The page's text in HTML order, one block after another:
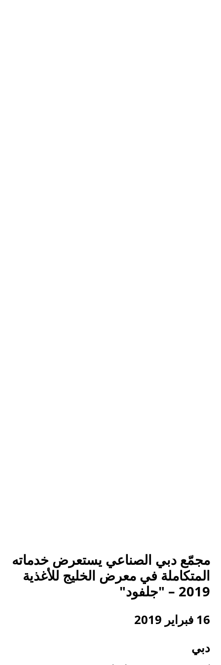
مجمّع دبي الصناعي يستعرض خدماته
المتكاملة في معرض الخليج للأغذية
2019 – "جلفود"
16 فبراير 2019
دبي